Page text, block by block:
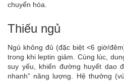
chuyển hóa.
Thiếu ngủ
Ngủ không đủ (đặc biệt <6 giờ/
trong khi leptin giảm. Cùng lúc,
suy yếu, khiến đường huyết dao
nhanh” năng lượng. Hệ thưởng